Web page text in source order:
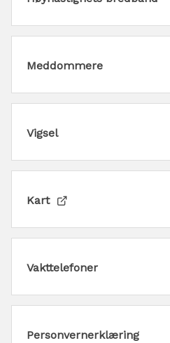
Meddommere
Vigsel
Kart
Vakttelefoner
Personvernerklæring